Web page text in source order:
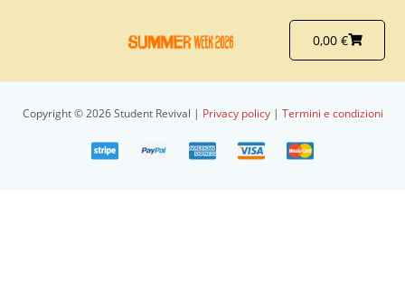
0,00 €Carrello
Copyright © 2026 Student Revival | Privacy policy | Termini e condizioni